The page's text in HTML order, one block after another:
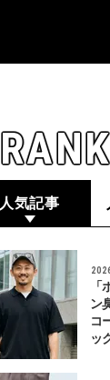
人気記事
ン
コ
ッ